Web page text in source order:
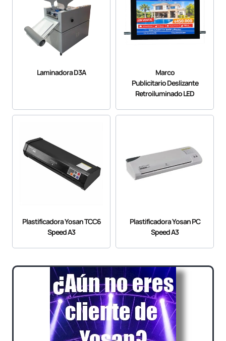
Laminadora D3A
Marco
Publicitario Deslizante
Retroiluminado LED
Plastificadora Yosan TCC6
Speed A3
Plastificadora Yosan PC
Speed A3